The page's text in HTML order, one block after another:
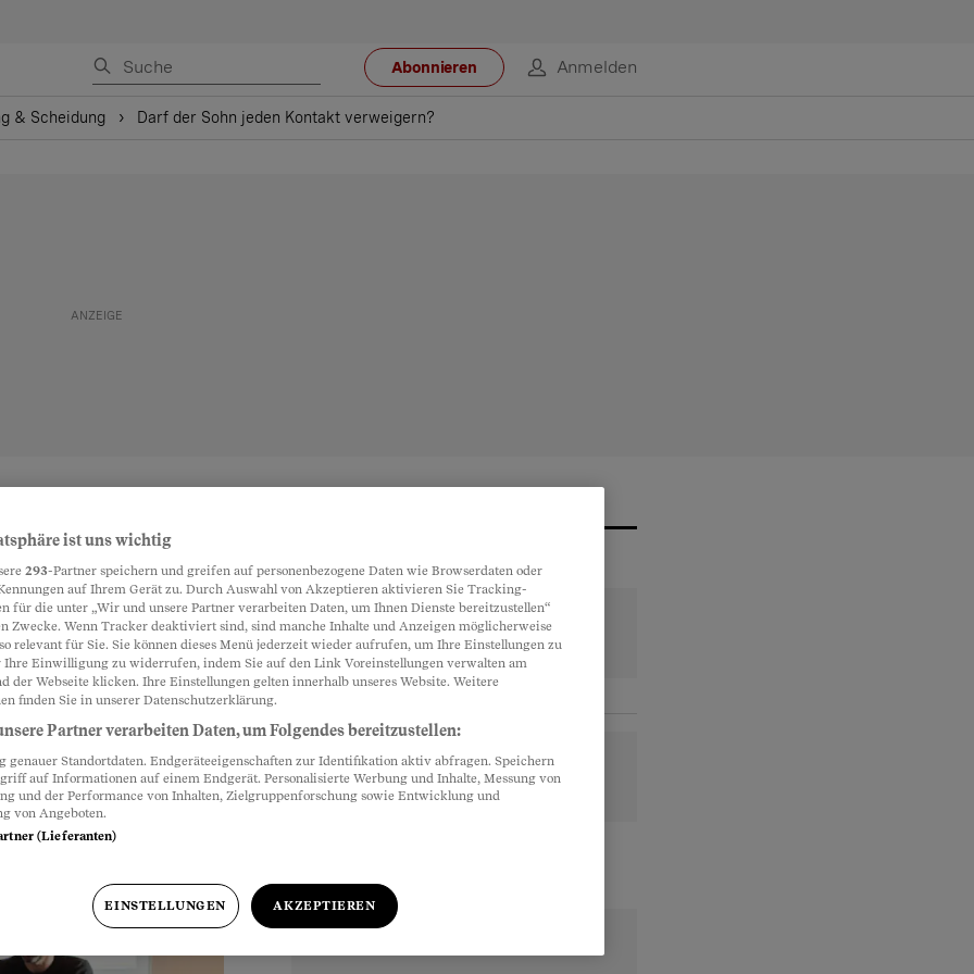
Abonnieren Anmelden
& Scheidung Darf der Sohn jeden Kontakt verweigern?
den Kontakt zu
Besuchsrecht
ist uns wichtig
293-Partner speichern und greifen auf personenbezogene Daten wie Browserdaten oder
auf Ihrem Gerät zu. Durch Auswahl von Akzeptieren aktivieren Sie Tracking-
für die unter „Wir und unsere Partner verarbeiten Daten, um Ihnen Dienste bereitzustellen“
Zwecke. Wenn Tracker deaktiviert sind, sind manche Inhalte und Anzeigen möglicherweise
relevant für Sie. Sie können dieses Menü jederzeit wieder aufrufen, um Ihre Einstellungen zu
Ihre Einwilligung zu widerrufen, indem Sie auf den Link Voreinstellungen verwalten am
der Webseite klicken. Ihre Einstellungen gelten innerhalb unseres Website. Weitere
finden Sie in unserer Datenschutzerklärung.
Partner verarbeiten Daten, um Folgendes bereitzustellen:
genauer Standortdaten. Endgeräteeigenschaften zur Identifikation aktiv abfragen. Speichern
auf Informationen auf einem Endgerät. Personalisierte Werbung und Inhalte, Messung von
und der Performance von Inhalten, Zielgruppenforschung sowie Entwicklung und
von Angeboten.
(Lieferanten)
EINSTELLUNGEN AKZEPTIEREN